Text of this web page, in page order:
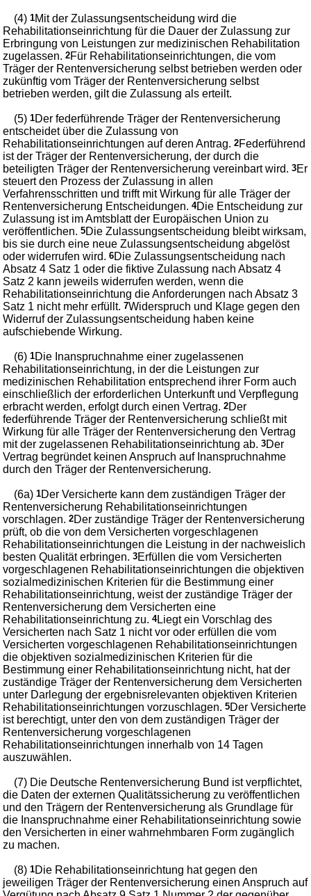
(4)1Mit der Zulassungsentscheidung wird die
Rehabilitationseinrichtung für die Dauer der Zulassung zur
Erbringung von Leistungen zur medizinischen Rehabilitation
zugelassen.2Für Rehabilitationseinrichtungen, die vom
Träger der Rentenversicherung selbst betrieben werden oder
zukünftig vom Träger der Rentenversicherung selbst
betrieben werden, gilt die Zulassung als erteilt.
(5)1Der federführende Träger der Rentenversicherung
entscheidet über die Zulassung von
Rehabilitationseinrichtungen auf deren Antrag.2Federführend
ist der Träger der Rentenversicherung, der durch die
beteiligten Träger der Rentenversicherung vereinbart wird.3Er
steuert den Prozess der Zulassung in allen
Verfahrensschritten und trifft mit Wirkung für alle Träger der
Rentenversicherung Entscheidungen.4Die Entscheidung zur
Zulassung ist im Amtsblatt der Europäischen Union zu
veröffentlichen.5Die Zulassungsentscheidung bleibt wirksam,
bis sie durch eine neue Zulassungsentscheidung abgelöst
oder widerrufen wird.6Die Zulassungsentscheidung nach
Absatz 4 Satz 1 oder die fiktive Zulassung nach Absatz 4
Satz 2 kann jeweils widerrufen werden, wenn die
Rehabilitationseinrichtung die Anforderungen nach Absatz 3
Satz 1 nicht mehr erfüllt.7Widerspruch und Klage gegen den
Widerruf der Zulassungsentscheidung haben keine
aufschiebende Wirkung.
(6)1Die Inanspruchnahme einer zugelassenen
Rehabilitationseinrichtung, in der die Leistungen zur
medizinischen Rehabilitation entsprechend ihrer Form auch
einschließlich der erforderlichen Unterkunft und Verpflegung
erbracht werden, erfolgt durch einen Vertrag.2Der
federführende Träger der Rentenversicherung schließt mit
Wirkung für alle Träger der Rentenversicherung den Vertrag
mit der zugelassenen Rehabilitationseinrichtung ab.3Der
Vertrag begründet keinen Anspruch auf Inanspruchnahme
durch den Träger der Rentenversicherung.
(6a)1Der Versicherte kann dem zuständigen Träger der
Rentenversicherung Rehabilitationseinrichtungen
vorschlagen.2Der zuständige Träger der Rentenversicherung
prüft, ob die von dem Versicherten vorgeschlagenen
Rehabilitationseinrichtungen die Leistung in der nachweislich
besten Qualität erbringen.3Erfüllen die vom Versicherten
vorgeschlagenen Rehabilitationseinrichtungen die objektiven
sozialmedizinischen Kriterien für die Bestimmung einer
Rehabilitationseinrichtung, weist der zuständige Träger der
Rentenversicherung dem Versicherten eine
Rehabilitationseinrichtung zu.4Liegt ein Vorschlag des
Versicherten nach Satz 1 nicht vor oder erfüllen die vom
Versicherten vorgeschlagenen Rehabilitationseinrichtungen
die objektiven sozialmedizinischen Kriterien für die
Bestimmung einer Rehabilitationseinrichtung nicht, hat der
zuständige Träger der Rentenversicherung dem Versicherten
unter Darlegung der ergebnisrelevanten objektiven Kriterien
Rehabilitationseinrichtungen vorzuschlagen.5Der Versicherte
ist berechtigt, unter den von dem zuständigen Träger der
Rentenversicherung vorgeschlagenen
Rehabilitationseinrichtungen innerhalb von 14 Tagen
auszuwählen.
(7) Die Deutsche Rentenversicherung Bund ist verpflichtet,
die Daten der externen Qualitätssicherung zu veröffentlichen
und den Trägern der Rentenversicherung als Grundlage für
die Inanspruchnahme einer Rehabilitationseinrichtung sowie
den Versicherten in einer wahrnehmbaren Form zugänglich
zu machen.
(8)1Die Rehabilitationseinrichtung hat gegen den
jeweiligen Träger der Rentenversicherung einen Anspruch auf